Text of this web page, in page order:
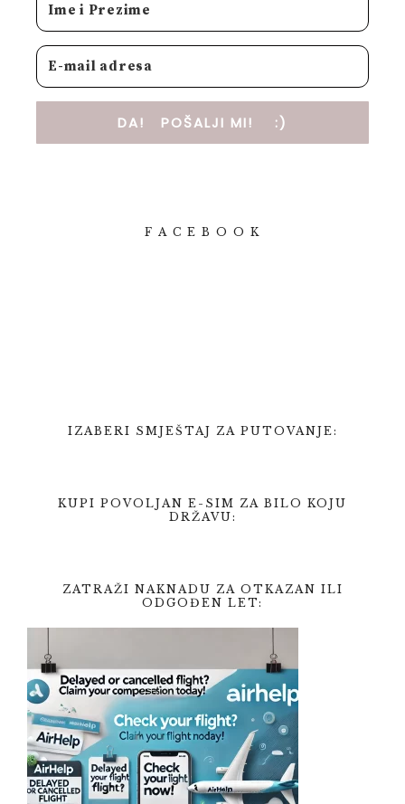
DA! POŠALJI MI! :)
F A C E B O O K
IZABERI SMJEŠTAJ ZA PUTOVANJE:
KUPI POVOLJAN E-SIM ZA BILO KOJU
DRŽAVU:
ZATRAŽI NAKNADU ZA OTKAZAN ILI
ODGOĐEN LET: